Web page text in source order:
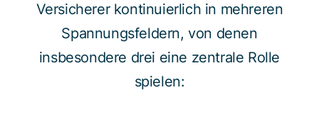
Versicherer kontinuierlich in mehreren
Spannungsfeldern, von denen
insbesondere drei eine zentrale Rolle
spielen: